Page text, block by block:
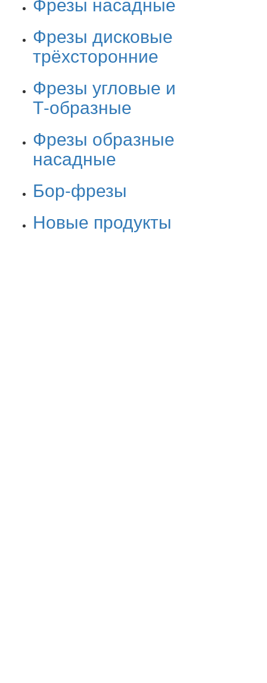
Фрезы дисковые
трёхсторонние
Фрезы угловые и
Т-образные
Фрезы образные
насадные
Бор-фрезы
Новые продукты